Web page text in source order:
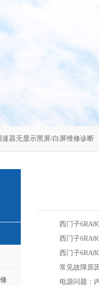
速器无显示黑屏/白屏维修诊断
西门子
西门子
西门子
常见故障原
电源问题‌：